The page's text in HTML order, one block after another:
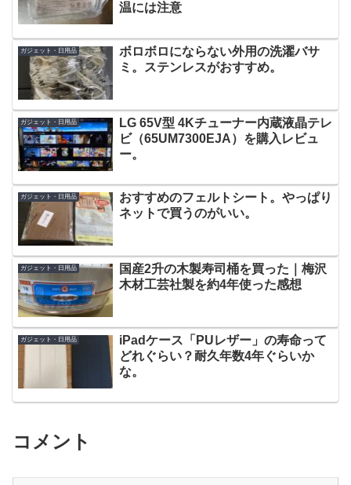
温には注意
ガジェット・日用品
ボロボロにならない外用の洗濯バサ
ミ。ステンレスがおすすめ。
ガジェット・日用品
LG 65V型 4Kチューナー内蔵液晶テレ
ビ（65UM7300EJA）を購入レビュ
ー。
ガジェット・日用品
おすすめのフェルトシート。やっぱり
ネットで買うのがいい。
ガジェット・日用品
国産2升の木製寿司桶を買った｜梅沢
木材工芸社製を約4年使った感想
ガジェット・日用品
iPadケース「PUレザー」の寿命って
どれぐらい？耐久年数4年ぐらいか
な。
コメント